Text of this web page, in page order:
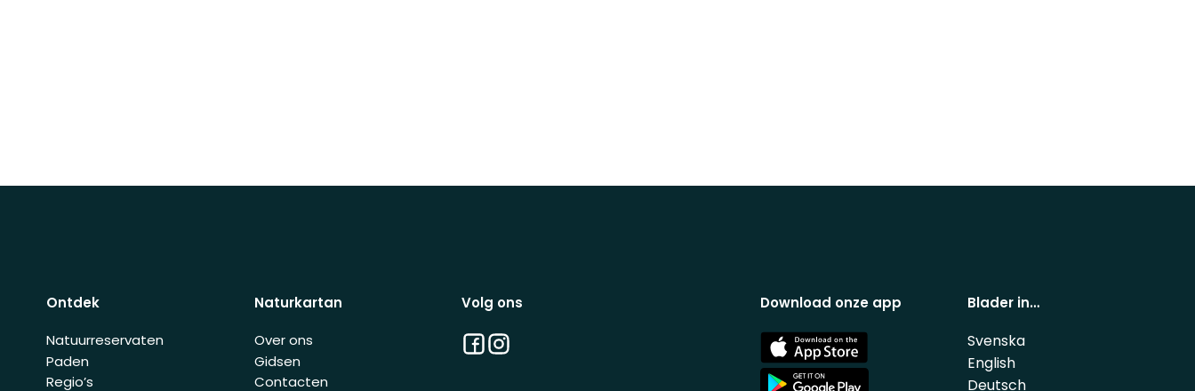
Ontdek
Natuurreservaten
Paden
Regio’s
Naturkartan
Over ons
Gidsen
Contacten
Volg ons
Facebook
Instagram
Download onze app
App
Store
App
Blader in…
Svenska
English
Deutsch